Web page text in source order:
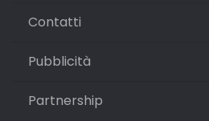
Contatti
Pubblicità
Partnership